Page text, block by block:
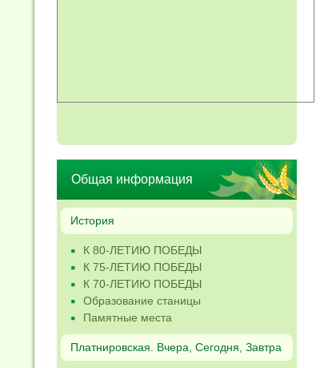
Общая информация
История
К 80-ЛЕТИЮ ПОБЕДЫ
К 75-ЛЕТИЮ ПОБЕДЫ
К 70-ЛЕТИЮ ПОБЕДЫ
Образование станицы
Памятные места
Платнировская. Вчера, Сегодня, Завтра